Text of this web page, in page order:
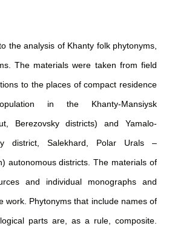
the analysis of Khanty folk phytonyms,
The materials were taken from field
to the places of compact residence
in the Khanty-Mansiysk
Berezovsky districts) and Yamalo-
district, Salekhard, Polar Urals –
autonomous districts. The materials of
and individual monographs and
work. Phytonyms that include names of
parts are, as a rule, composite.